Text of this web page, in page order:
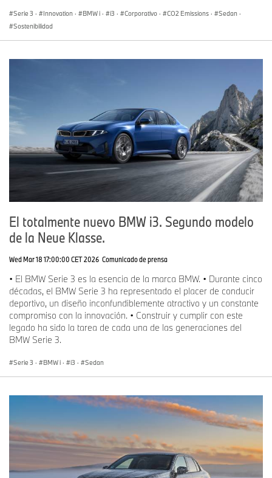
Serie 3 · Innovation · BMW i · i3 · Corporativo · CO2 Emissions · Sedan ·
Sostenibilidad
El totalmente nuevo BMW i3. Segundo modelo
de la Neue Klasse.
Wed Mar 18 17:00:00 CET 2026 Comunicado de prensa
• El BMW Serie 3 es la esencia de la marca BMW. • Durante cinco
décadas, el BMW Serie 3 ha representado el placer de conducir
deportivo, un diseño inconfundiblemente atractivo y un constante
compromiso con la innovación. • Construir y cumplir con este
legado ha sido la tarea de cada una de las generaciones del
BMW Serie 3.
Serie 3 · BMW i · i3 · Sedan